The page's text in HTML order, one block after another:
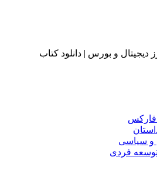
دیجیتال و بورس | دانلود کتاب
و سیاسی
فردی